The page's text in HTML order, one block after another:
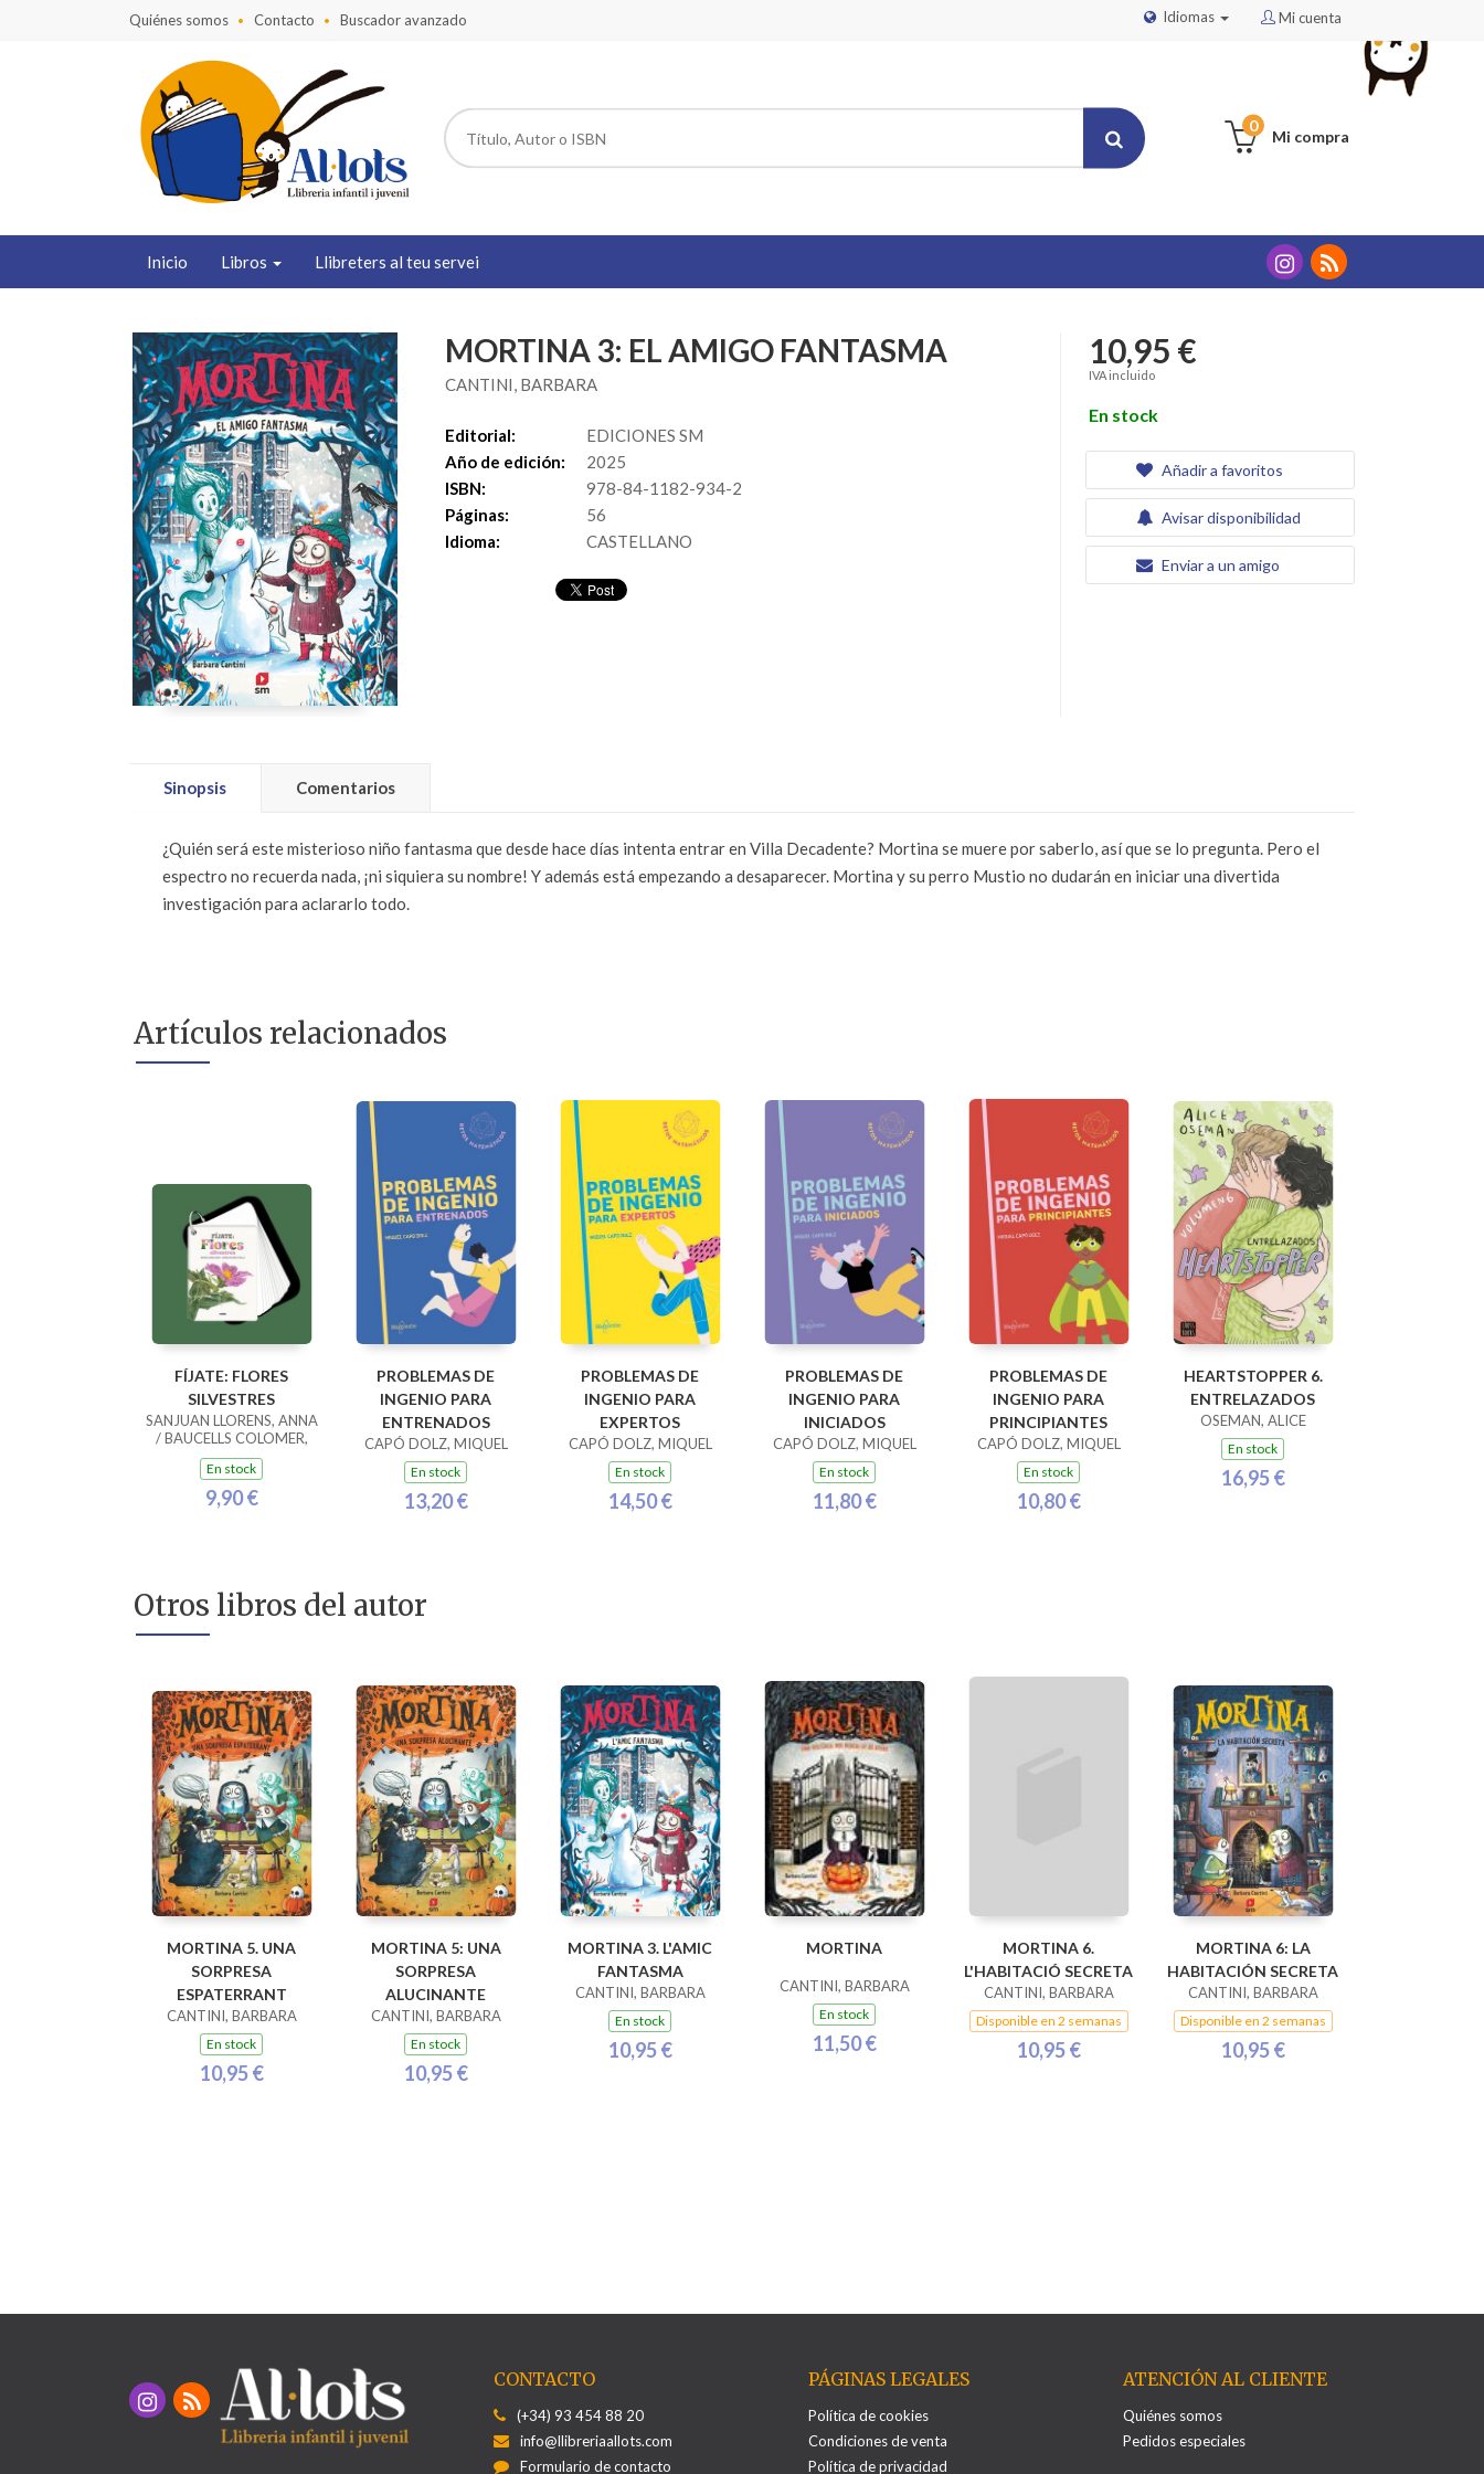
Mi cuenta
Idiomas
Quiénes somos Contacto Buscador avanzado
Mi compra
0
Inicio Libros Llibreters al teu servei
MORTINA 3: EL AMIGO FANTASMA
CANTINI, BARBARA
Editorial:
EDICIONES SM
Año de edición:
2025
ISBN:
978-84-1182-934-2
Páginas:
56
Idioma:
CASTELLANO
10,95 €
IVA incluido
En stock
Añadir a favoritos
Avisar disponibilidad
Enviar a un amigo
Sinopsis Comentarios
¿Quién será este misterioso niño fantasma que desde hace días intenta entrar en Villa Decadente? Mortina se muere por saberlo, así que se lo pregunta. Pero el
espectro no recuerda nada, ¡ni siquiera su nombre! Y además está empezando a desaparecer. Mortina y su perro Mustio no dudarán en iniciar una divertida
investigación para aclararlo todo.
Artículos relacionados
FÍJATE: FLORES
SILVESTRES
SANJUAN LLORENS, ANNA
/ BAUCELLS COLOMER,
RAMON
En stock
9,90 €
PROBLEMAS DE
INGENIO PARA
ENTRENADOS
CAPÓ DOLZ, MIQUEL
En stock
13,20 €
PROBLEMAS DE
INGENIO PARA
EXPERTOS
CAPÓ DOLZ, MIQUEL
En stock
14,50 €
PROBLEMAS DE
INGENIO PARA
INICIADOS
CAPÓ DOLZ, MIQUEL
En stock
11,80 €
PROBLEMAS DE
INGENIO PARA
PRINCIPIANTES
CAPÓ DOLZ, MIQUEL
En stock
10,80 €
HEARTSTOPPER 6.
ENTRELAZADOS
OSEMAN, ALICE
En stock
16,95 €
Otros libros del autor
MORTINA 5. UNA
SORPRESA
ESPATERRANT
CANTINI, BARBARA
En stock
10,95 €
MORTINA 5: UNA
SORPRESA
ALUCINANTE
CANTINI, BARBARA
En stock
10,95 €
MORTINA 3. L'AMIC
FANTASMA
CANTINI, BARBARA
En stock
10,95 €
MORTINA
CANTINI, BARBARA
En stock
11,50 €
MORTINA 6.
L'HABITACIÓ SECRETA
CANTINI, BARBARA
Disponible en 2 semanas
10,95 €
MORTINA 6: LA
HABITACIÓN SECRETA
CANTINI, BARBARA
Disponible en 2 semanas
10,95 €
CONTACTO
(+34) 93 454 88 20
info@llibreriaallots.com
Formulario de contacto
PÁGINAS LEGALES
Política de cookies
Condiciones de venta
Política de privacidad
ATENCIÓN AL CLIENTE
Quiénes somos
Pedidos especiales